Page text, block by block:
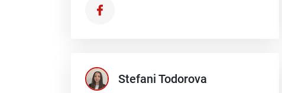
Stefani Todorova